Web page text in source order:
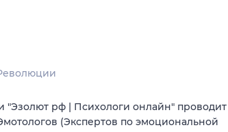
рф | Психологи онлайн" проводит
(Экспертов по эмоциональной